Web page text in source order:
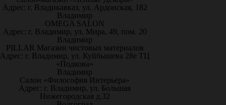
Адрес: г. Владикавказ, ул. Ардонская, 182
Владимир
OMEGA SALON
Адрес: г. Владимир, ул. Мира, 49, пом. 20
Владимир
PILLAR Магазин чистовых материалов
Адрес: г. Владимир, ул. Куйбышева 28е ТЦ
«Подкова»
Владимир
Салон «Философия Интерьера»
Адрес: г. Владимир, ул. Большая
Нижегородская д.32